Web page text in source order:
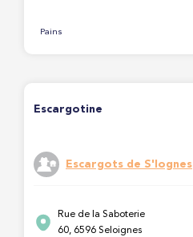
Pains
Escargotine
Escargots de S'lognes
Rue de la Saboterie
60, 6596 Seloignes